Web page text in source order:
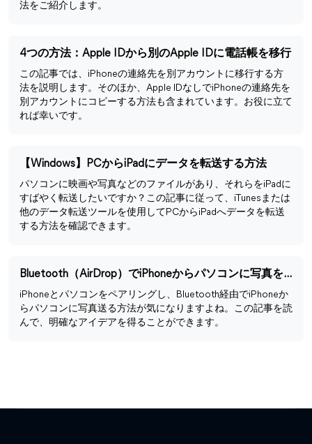
法をご紹介します。
4つの方法：Apple IDから別のApple IDに電話帳を移行
この記事では、iPhoneの連絡先を別アカウントに移行する方
法を説明します。そのほか、Apple IDなしでiPhoneの連絡先を
別アカウントにコピーする方法も含まれています。お役に立て
れば幸いです。
【Windows】PCからiPadにデータを転送する方法
パソコンに映画や写真などのファイルがあり、それらをiPadに
すばやく転送したいですか？この記事に従って、iTunesまたは
他のデータ転送ツールを使用してPCからiPadへデータを転送
する方法を確認できます。
Bluetooth（AirDrop）でiPhoneからパソコンに写真を送る方法
iPhoneとパソコンをペアリングし、Bluetooth経由でiPhoneか
らパソコンに写真送る方法が気になりますよね。この記事を読
んで、明確なアイデアを得ることができます。